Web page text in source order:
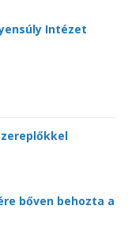
Intézet
bőven behozta a